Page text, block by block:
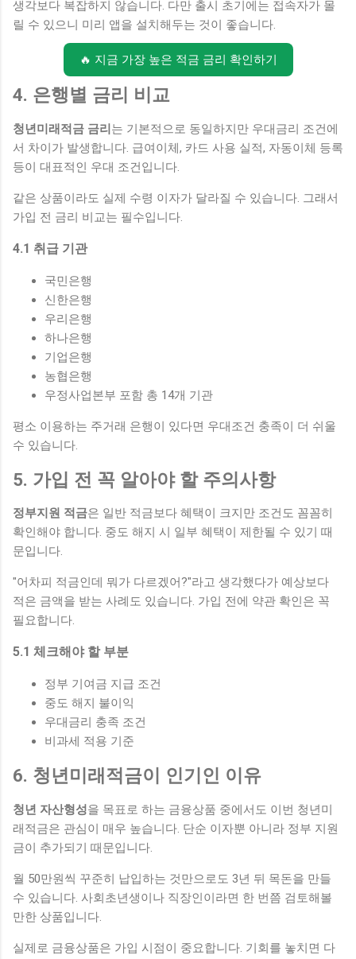
생각보다 복잡하지 않습니다. 다만 출시 초기에는 접속자가 몰
릴 수 있으니 미리 앱을 설치해두는 것이 좋습니다.
🔥 지금 가장 높은 적금 금리 확인하기
4. 은행별 금리 비교
청년미래적금 금리 는 기본적으로 동일하지만 우대금리 조건에
서 차이가 발생합니다. 급여이체, 카드 사용 실적, 자동이체 등록
등이 대표적인 우대 조건입니다.
같은 상품이라도 실제 수령 이자가 달라질 수 있습니다. 그래서
가입 전 금리 비교는 필수입니다.
4.1 취급 기관
국민은행
신한은행
우리은행
하나은행
기업은행
농협은행
우정사업본부 포함 총 14개 기관
평소 이용하는 주거래 은행이 있다면 우대조건 충족이 더 쉬울
수 있습니다.
5. 가입 전 꼭 알아야 할 주의사항
정부지원 적금은 일반 적금보다 혜택이 크지만 조건도 꼼꼼히
확인해야 합니다. 중도 해지 시 일부 혜택이 제한될 수 있기 때
문입니다.
"어차피 적금인데 뭐가 다르겠어?"라고 생각했다가 예상보다
적은 금액을 받는 사례도 있습니다. 가입 전에 약관 확인은 꼭
필요합니다.
5.1 체크해야 할 부분
정부 기여금 지급 조건
중도 해지 불이익
우대금리 충족 조건
비과세 적용 기준
6. 청년미래적금이 인기인 이유
청년 자산형성을 목표로 하는 금융상품 중에서도 이번 청년미
래적금은 관심이 매우 높습니다. 단순 이자뿐 아니라 정부 지원
금이 추가되기 때문입니다.
월 50만원씩 꾸준히 납입하는 것만으로도 3년 뒤 목돈을 만들
수 있습니다. 사회초년생이나 직장인이라면 한 번쯤 검토해볼
만한 상품입니다.
실제로 금융상품은 가입 시점이 중요합니다. 기회를 놓치면 다